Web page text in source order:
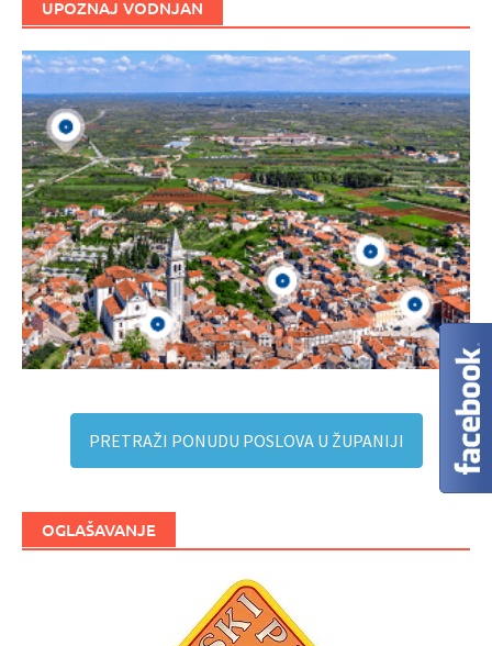
UPOZNAJ VODNJAN
PRETRAŽI PONUDU POSLOVA U ŽUPANIJI
OGLAŠAVANJE